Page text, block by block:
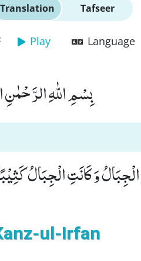
Translation Tafseer
Play Language
بِسْمِ اللّٰهِ
وَ كَانَتِ الْجِبَالُ كَثِیْبًا
ul-Irfan